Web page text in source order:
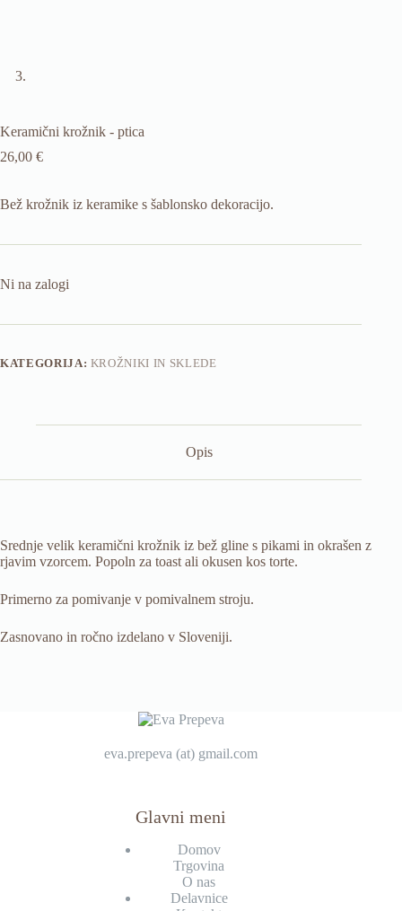
Keramični krožnik - ptica
26,00 €
Bež krožnik iz keramike s šablonsko dekoracijo.
Ni na zalogi
KATEGORIJA: KROŽNIKI IN SKLEDE
Opis
Srednje velik keramični krožnik iz bež gline s pikami in okrašen z
rjavim vzorcem. Popoln za toast ali okusen kos torte.
Primerno za pomivanje v pomivalnem stroju.
Zasnovano in ročno izdelano v Sloveniji.
eva.prepeva (at) gmail.com
Glavni meni
Domov
Trgovina
O nas
Delavnice